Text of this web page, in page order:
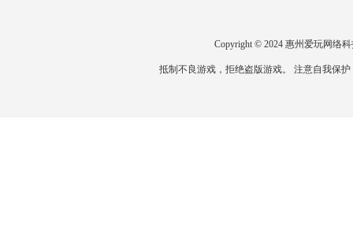
Copyright © 2024 惠州爱玩网络
抵制不良游戏，拒绝盗版游戏。 注意自我保